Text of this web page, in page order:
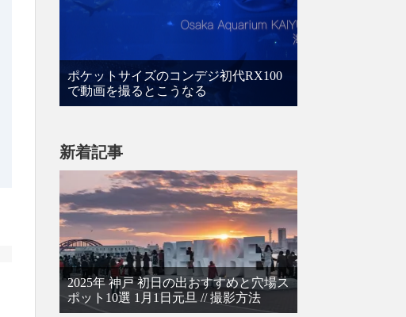
ポケットサイズのコンデジ初代RX100
で動画を撮るとこうなる
新着記事
2025年 神戸 初日の出おすすめと穴場ス
ポット10選 1月1日元旦 // 撮影方法